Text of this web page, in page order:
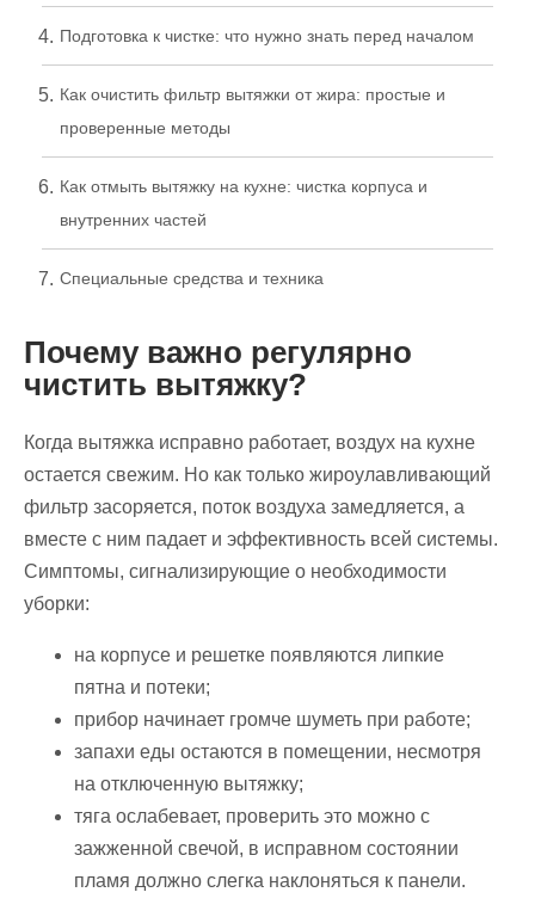
Подготовка к чистке: что нужно знать перед началом
Как очистить фильтр вытяжки от жира: простые и
проверенные методы
Как отмыть вытяжку на кухне: чистка корпуса и
внутренних частей
Специальные средства и техника
Почему важно регулярно
чистить вытяжку?
Когда вытяжка исправно работает, воздух на кухне
остается свежим. Но как только жироулавливающий
фильтр засоряется, поток воздуха замедляется, а
вместе с ним падает и эффективность всей системы.
Симптомы, сигнализирующие о необходимости
уборки:
на корпусе и решетке появляются липкие
пятна и потеки;
прибор начинает громче шуметь при работе;
запахи еды остаются в помещении, несмотря
на отключенную вытяжку;
тяга ослабевает, проверить это можно с
зажженной свечой, в исправном состоянии
пламя должно слегка наклоняться к панели.